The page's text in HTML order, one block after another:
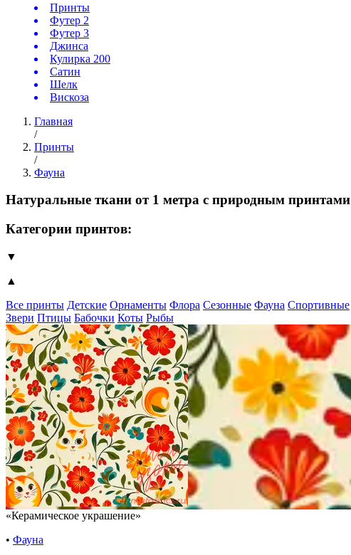
Принты
Футер 2
Футер 3
Джинса
Кулирка 200
Сатин
Шелк
Вискоза
Главная
/
Принты
/
Фауна
Натуральные ткани от 1 метра с природным принтами
Категории принтов:
▼
▲
Все принты Детские Орнаменты Флора Сезонные Фауна Спортивные
Звери Птицы Бабочки Коты Рыбы
«Керамическое украшение»
• Фауна